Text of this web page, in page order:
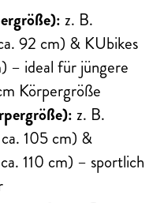
z. B.
92 cm) & KUbikes
– ideal für jüngere
Körpergröße
z. B.
105 cm) &
110 cm) – sportlich